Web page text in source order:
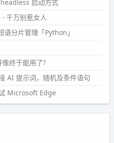
启动方式
千万别惹女人
语分片管理「Python」
终于能用了?
AI 提示词，随机及条件语句
Microsoft Edge